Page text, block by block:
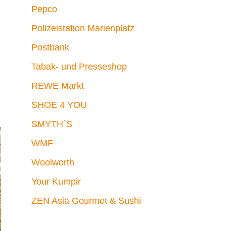
Pepco
Polizeistation Marienplatz
Postbank
Tabak- und Presseshop
REWE Markt
SHOE 4 YOU
SMYTH`S
WMF
Woolworth
Your Kumpir
ZEN Asia Gourmet & Sushi